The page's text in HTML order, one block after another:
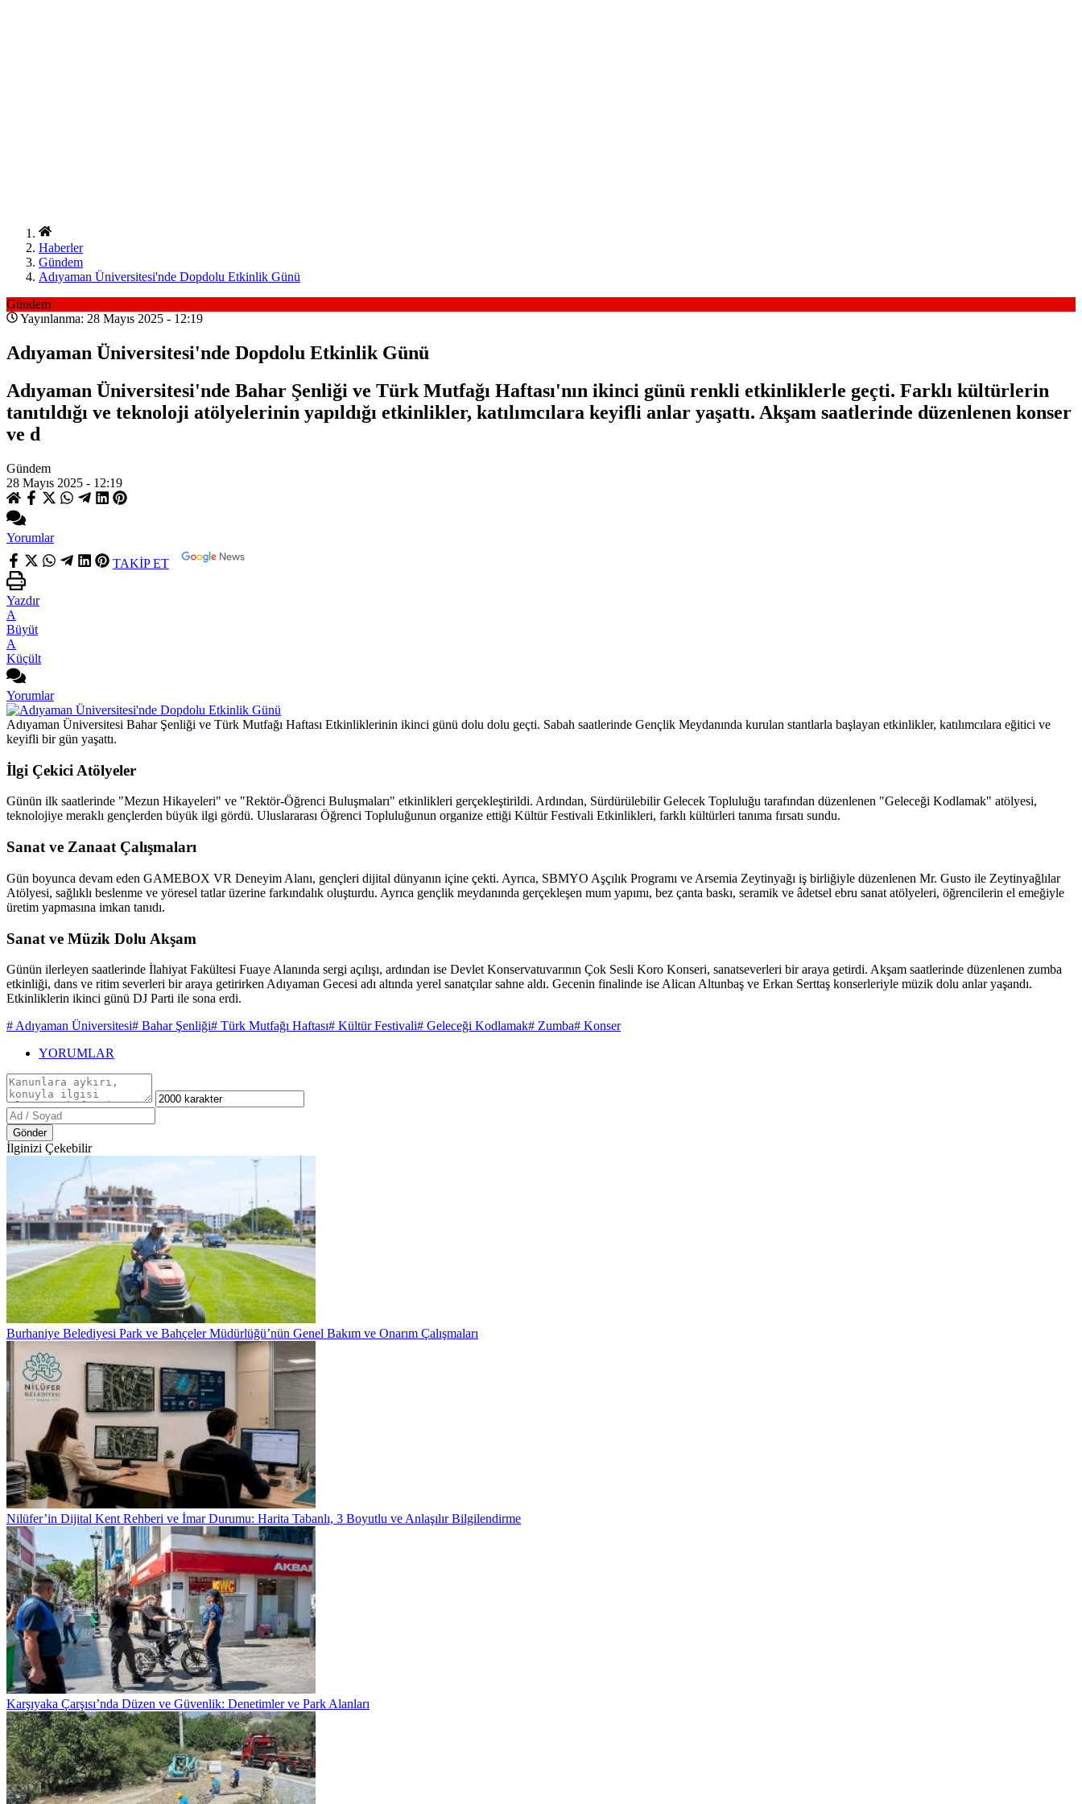
Haberler
Gündem
Adıyaman Üniversitesi'nde Dopdolu Etkinlik Günü
Gündem
Yayınlanma: 28 Mayıs 2025 - 12:19
Adıyaman Üniversitesi'nde Dopdolu Etkinlik Günü
Adıyaman Üniversitesi'nde Bahar Şenliği ve Türk Mutfağı Haftası'nın ikinci günü renkli etkinliklerle geçti. Farklı kültürlerin
tanıtıldığı ve teknoloji atölyelerinin yapıldığı etkinlikler, katılımcılara keyifli anlar yaşattı. Akşam saatlerinde düzenlenen konser
ve d
Gündem
28 Mayıs 2025 - 12:19
Yorumlar
TAKİP ET
Yazdır
A
Büyüt
A
Küçült
Yorumlar
Adıyaman Üniversitesi Bahar Şenliği ve Türk Mutfağı Haftası Etkinliklerinin ikinci günü dolu dolu geçti. Sabah saatlerinde Gençlik Meydanında kurulan stantlarla başlayan etkinlikler, katılımcılara eğitici ve
keyifli bir gün yaşattı.
İlgi Çekici Atölyeler
Günün ilk saatlerinde "Mezun Hikayeleri" ve "Rektör-Öğrenci Buluşmaları" etkinlikleri gerçekleştirildi. Ardından, Sürdürülebilir Gelecek Topluluğu tarafından düzenlenen "Geleceği Kodlamak" atölyesi,
teknolojiye meraklı gençlerden büyük ilgi gördü. Uluslararası Öğrenci Topluluğunun organize ettiği Kültür Festivali Etkinlikleri, farklı kültürleri tanıma fırsatı sundu.
Sanat ve Zanaat Çalışmaları
Gün boyunca devam eden GAMEBOX VR Deneyim Alanı, gençleri dijital dünyanın içine çekti. Ayrıca, SBMYO Aşçılık Programı ve Arsemia Zeytinyağı iş birliğiyle düzenlenen Mr. Gusto ile Zeytinyağlılar
Atölyesi, sağlıklı beslenme ve yöresel tatlar üzerine farkındalık oluşturdu. Ayrıca gençlik meydanında gerçekleşen mum yapımı, bez çanta baskı, seramik ve âdetsel ebru sanat atölyeleri, öğrencilerin el emeğiyle
üretim yapmasına imkan tanıdı.
Sanat ve Müzik Dolu Akşam
Günün ilerleyen saatlerinde İlahiyat Fakültesi Fuaye Alanında sergi açılışı, ardından ise Devlet Konservatuvarının Çok Sesli Koro Konseri, sanatseverleri bir araya getirdi. Akşam saatlerinde düzenlenen zumba
etkinliği, dans ve ritim severleri bir araya getirirken Adıyaman Gecesi adı altında yerel sanatçılar sahne aldı. Gecenin finalinde ise Alican Altunbaş ve Erkan Serttaş konserleriyle müzik dolu anlar yaşandı.
Etkinliklerin ikinci günü DJ Parti ile sona erdi.
# Adıyaman Üniversitesi# Bahar Şenliği# Türk Mutfağı Haftası# Kültür Festivali# Geleceği Kodlamak# Zumba# Konser
YORUMLAR
Gönder
İlginizi Çekebilir
Burhaniye Belediyesi Park ve Bahçeler Müdürlüğü’nün Genel Bakım ve Onarım Çalışmaları
Nilüfer’in Dijital Kent Rehberi ve İmar Durumu: Harita Tabanlı, 3 Boyutlu ve Anlaşılır Bilgilendirme
Karşıyaka Çarşısı’nda Düzen ve Güvenlik: Denetimler ve Park Alanları